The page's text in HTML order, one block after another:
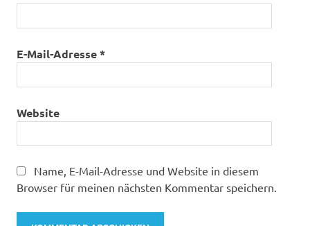
E-Mail-Adresse*
Website
Name, E-Mail-Adresse und Website in diesem
Browser für meinen nächsten Kommentar speichern.